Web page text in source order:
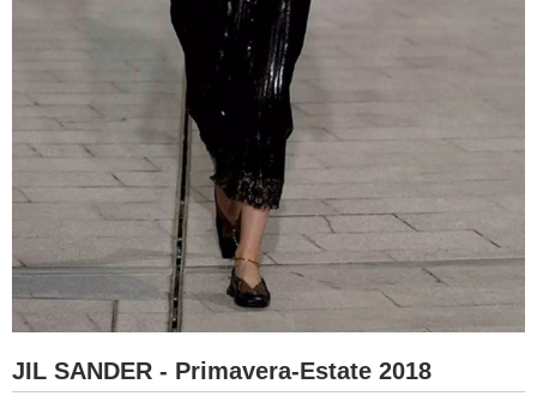
JIL SANDER - Primavera-Estate 2018